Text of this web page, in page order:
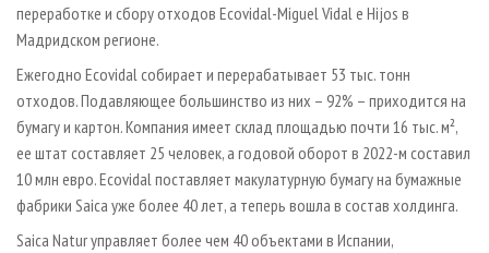
БИОЭНЕРГЕТИКА
ЦБП
ИНСТРУМЕНТ И МАТЕРИАЛЫ
ПРИОРИТЕТНЫЕ ИНВЕСТПРОЕКТЫ
RUSSIAN FORESTRY REVIEW
ГАЗЕТА ЛЕСПРОМФОРУМ
БИБЛИОТЕКА СПЕЦИАЛИСТА
переработке и сбору отходов Ecovidal-Miguel Vidal e Hijos в
Мадридском регионе.
Ежегодно Ecovidal собирает и перерабатывает 53 тыс. тонн
отходов. Подавляющее большинство из них – 92% – приходится на
бумагу и картон. Компания имеет склад площадью почти 16 тыс. м²,
ее штат составляет 25 человек, а годовой оборот в 2022-м составил
10 млн евро. Ecovidal поставляет макулатурную бумагу на бумажные
фабрики Saica уже более 40 лет, а теперь вошла в состав холдинга.
Saica Natur управляет более чем 40 объектами в Испании,